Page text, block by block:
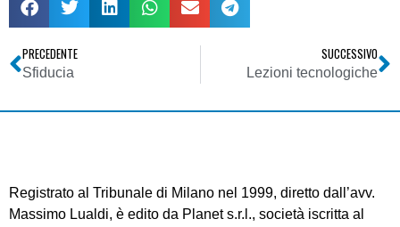
PRECEDENTE
Sfiducia
SUCCESSIVO
Lezioni tecnologiche
Registrato al Tribunale di Milano nel 1999, diretto dall’avv.
Massimo Lualdi, è edito da Planet s.r.l., società iscritta al